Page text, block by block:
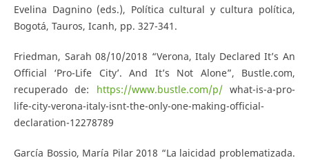
Evelina Dagnino (eds.), Política cultural y cultura política,
Bogotá, Tauros, Icanh, pp. 327-341.
Friedman, Sarah 08/10/2018 “Verona, Italy Declared It’s An
Official ‘Pro-Life City’. And It’s Not Alone”, Bustle.com,
recuperado de: https://www.bustle.com/p/what-is-a-pro-
life-city-verona-italy-isnt-the-only-one-making-official-
declaration-12278789
García Bossio, María Pilar 2018 “La laicidad problematizada.